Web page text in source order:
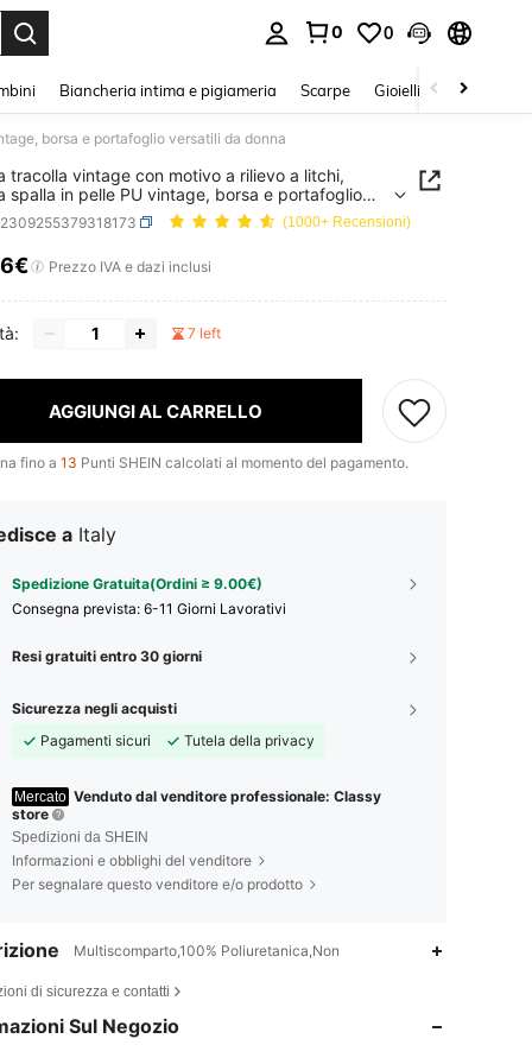
0 0
Biancheria intima e pigiameria Scarpe Gioielli E Accessori
borsa e portafoglio versatili da donna
tracolla vintage con motivo a rilievo a litchi,
spalla in pelle PU vintage, borsa e portafoglio
da donna
(1000+ Recensioni)
AND AVAILABILITY
Prezzo IVA e dazi inclusi
7 left
AGGIUNGI AL CARRELLO
fino a 13 Punti SHEIN calcolati al momento del pagamento.
a Italy
Spedizione Gratuita(Ordini ≥ 9.00€)
Consegna prevista: 6-11 Giorni Lavorativi
Resi gratuiti entro 30 giorni
Sicurezza negli acquisti
Pagamenti sicuri
Tutela della privacy
Mercato Venduto dal venditore professionale: Classy
store
Spedizioni da SHEIN
Informazioni e obblighi del venditore
Per segnalare questo venditore e/o prodotto
Multiscomparto,100% Poliuretanica,Non
di sicurezza e contatti
Sul Negozio
4.88 17 2.9K